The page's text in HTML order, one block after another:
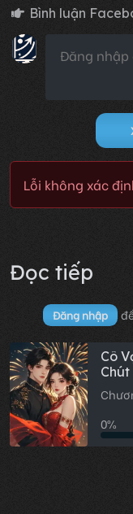
Bình luận
Lỗi không xác
Đọc tiếp
Đăng nhập
Cô
Mới
0%